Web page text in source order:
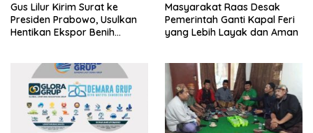
Gus Lilur Kirim Surat ke
Presiden Prabowo, Usulkan
Hentikan Ekspor Benih
Masyarakat Raas Desak
Pemerintah Ganti Kapal Feri
yang Lebih Layak dan Aman